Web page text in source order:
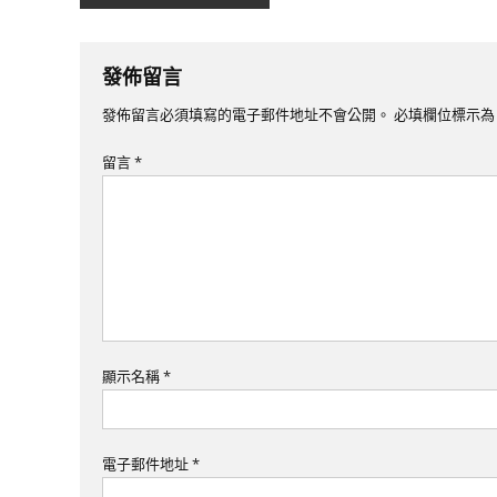
導
覽
發佈留言
發佈留言必須填寫的電子郵件地址不會公開。 必填欄位標示為
留言*
顯示名稱*
電子郵件地址*